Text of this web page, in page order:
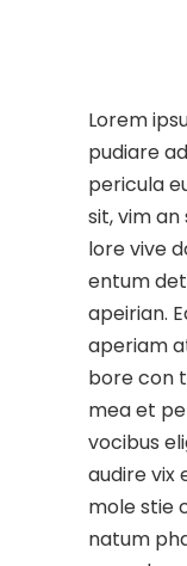
Lorem
pudiare
pericula
sit, vim an
lore vive
entum
apeirian.
aperiam
bore con
mea et
vocibus
audire vix
mole stie
natum